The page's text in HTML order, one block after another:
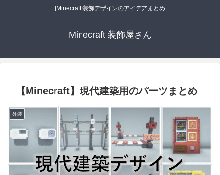
[Minecraft]装飾デザインのアイデアまとめ
Minecraft 装飾屋さん
【Minecraft】現代建築用のパーツまとめ
外装